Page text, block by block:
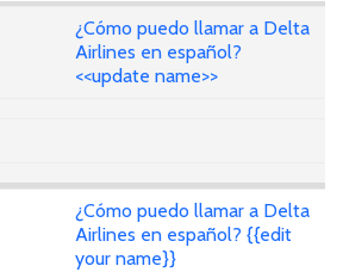
¿Cómo puedo llamar a Delta
Airlines en español?
<<update name>>
¿Cómo puedo llamar a Delta
Airlines en español? {{edit
your name}}